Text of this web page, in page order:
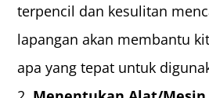
terpencil dan kesulitan
lapangan akan membantu
apa yang tepat untuk